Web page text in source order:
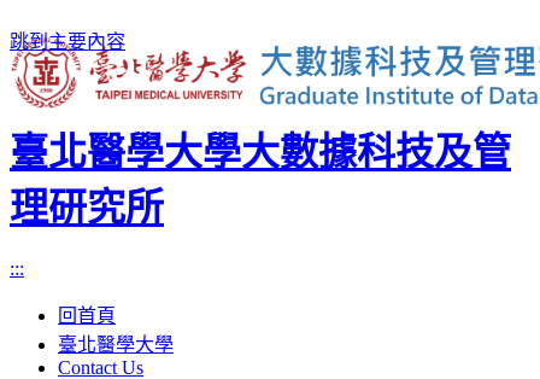
跳到主要內容
臺北醫學大學大數據科技及管
理研究所
:::
回首頁
臺北醫學大學
Contact Us